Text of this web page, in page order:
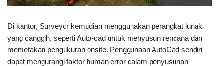
Di kantor, Surveyor kemudian menggunakan perangkat lunak
yang canggih, seperti Auto-cad untuk menyusun rencana dan
memetakan pengukuran onsite. Penggunaan AutoCad sendiri
dapat mengurangi faktor human error dalam penyusunan